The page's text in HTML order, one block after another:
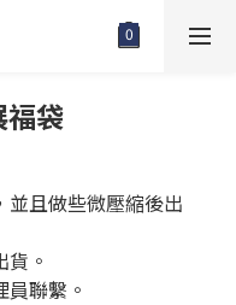
袋
且做些微壓縮後出
。
聯繫。